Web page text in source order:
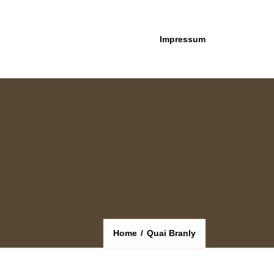
Impressum
Home / Quai Branly